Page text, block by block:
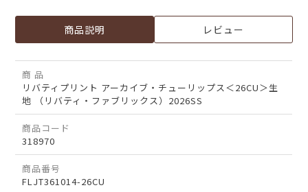
商品説明 レビュー
商 品
リバティプリント アーカイブ・チューリップス＜26CU＞生
地 （リバティ・ファブリックス）2026SS
商品コード
318970
商品番号
FLJT361014-26CU